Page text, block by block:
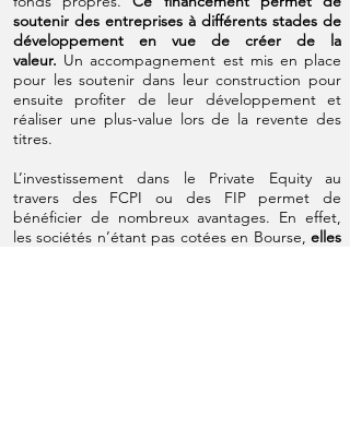
soutenir des entreprises à différents stades de
développement en vue de créer de la
valeur. Un accompagnement est mis en place
pour les soutenir dans leur construction pour
ensuite profiter de leur développement et
réaliser une plus-value lors de la revente des
titres.
L’investissement dans le Private Equity au
travers des FCPI ou des FIP permet de
bénéficier de nombreux avantages. En effet,
les sociétés n’étant pas cotées en Bourse, elles